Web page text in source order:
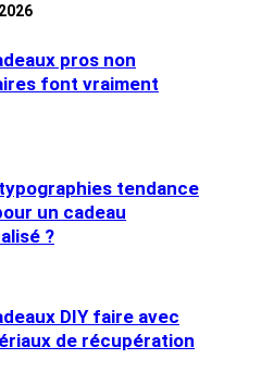
pros non
font vraiment
tendance
un cadeau
?
DIY faire avec
de récupération